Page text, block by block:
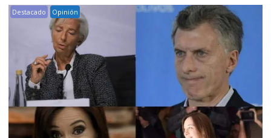
Destacado Opinión